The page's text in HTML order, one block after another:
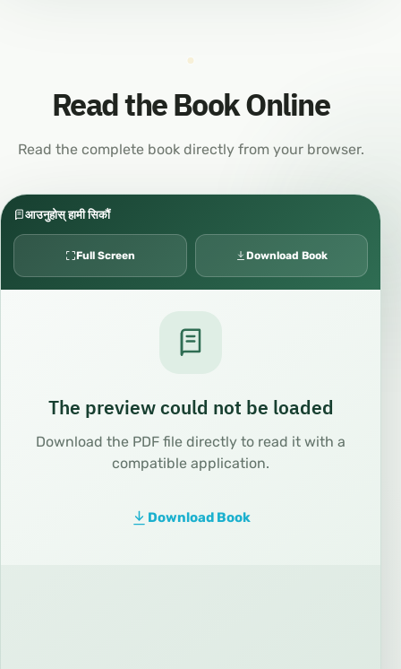
Read the Book Online
Read the complete book directly from your browser.
आउनुहोस् हामी सिकौं
Full Screen Download Book
The preview could not be loaded
Download the PDF file directly to read it with a
compatible application.
Download Book